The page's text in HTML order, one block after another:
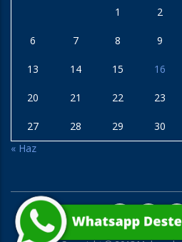
1 2
6 7 8 9
13 14 15 16
20 21 22 23
27 28 29 30
« Haz